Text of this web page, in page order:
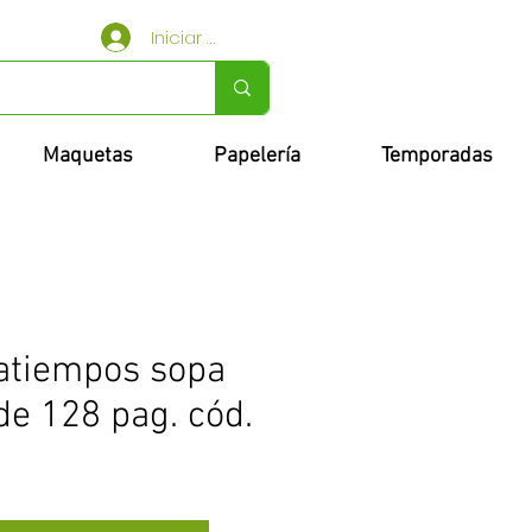
Iniciar sesión
Maquetas Papelería Temporadas
sopa
128 pag. cód.